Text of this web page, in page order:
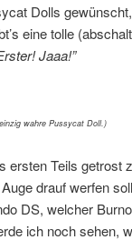
Dolls
eine tolle
Jaaa!”
wahre Pussycat Doll.)
Teils getrost
drauf werfen
DS, welcher
ich noch sehen,